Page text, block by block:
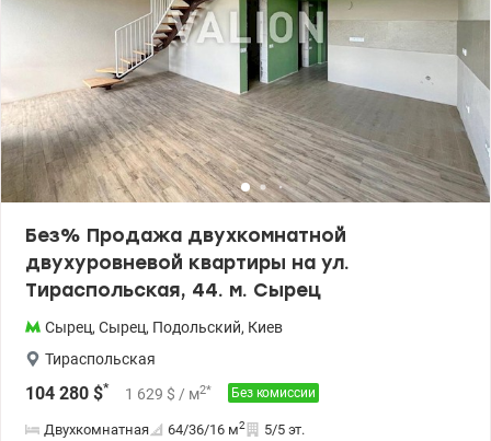
салоны, аптеки, новая почта. Остановки общественного
транспорта и городской электрички. До метро Сырец 5-10 минут
пешком. Большой опыт помощи при покупке квартир по
государственным программам, безналичный расчет 1)
Госмолодежь, Еоселя (Е-оселя), Восстановление, Сертификат 2)
Жилье для ВПЛ и военных (постановление 280 и др.) Цена 96
600 у.е. Без комиссии для покупателя. Звоните. Записывайтесь
на просмотр. Александр Зайцев 0990100903, 0972910726
valion.ua/1152933
Без% Продажа двухкомнатной
двухуровневой квартиры на ул.
Тираспольская, 44. м. Сырец
Сырец, Сырец, Подольский, Киев
Тираспольская
104 280 $* 1 629 $ / м2* Без комиссии
Двухкомнатная 64/36/16 м2 5/5 эт.